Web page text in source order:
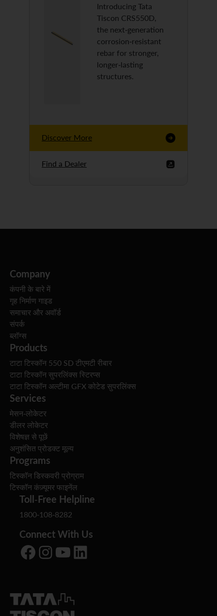
Introducing Tata
Tiscon CRS550D,
the next-generation
corrosion-resistant
rebar for stronger,
longer-lasting
structures.
Discover More
Find a Dealer
Company
कंपनी के बारे में
गृह निर्माण गाइड
समाचार और अवॉर्ड
संपर्क
ब्लॉग्स
Products
टाटा टिस्कॉन 550 SD टीएमटी रीबार
टाटा टिस्कॉन सुपरलिंक्स स्टिरप्स
टाटा टिस्कॉन अल्टीमा GFX कोटेड सुपरलिंक्स
Services
मेसन-लोकेटर
डीलर लोकेटर
विशेषज्ञ से पूछें
अनुशंसित प्रोडक्ट मूल्य
Programs
टिस्कॉन डिस्कवरी प्रोग्राम
टिस्कॉन कंज़्यूमर फाइनेंल
Toll-Free Helpline
1800-108-8282
Connect With Us
Facebook Instagram YouTube LinkedIn